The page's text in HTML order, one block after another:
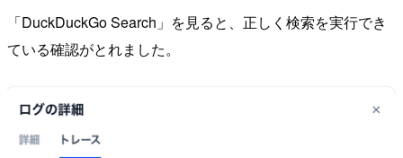
「DuckDuckGo Search」を見ると、正しく検索を実行でき
ている確認がとれました。